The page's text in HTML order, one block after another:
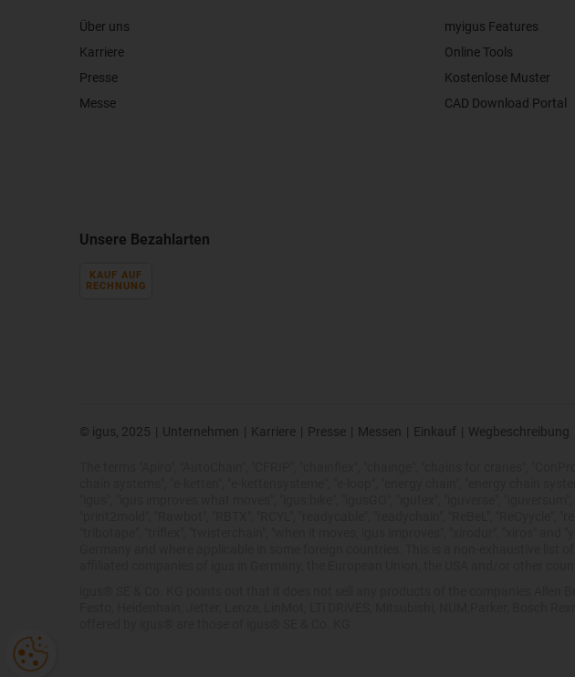
Über uns
Karriere
Presse
Messe
myigus Features
Online Tools
Kostenlose Muster
CAD Download Portal
Unsere Bezahlarten
KAUF AUF
RECHNUNG
© igus, 2025 | Unternehmen | Karriere | Presse | Messen | Einkauf | Wegbeschreibung